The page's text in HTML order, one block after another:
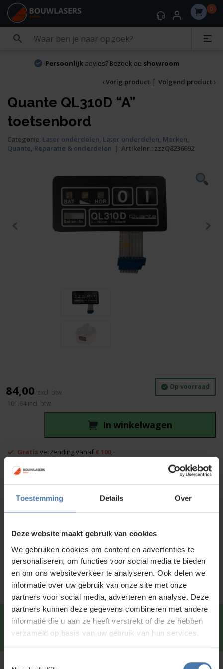
Toestemming Details Over
Deze website maakt gebruik van cookies
We gebruiken cookies om content en advertenties te
personaliseren, om functies voor social media te bieden
en om ons websiteverkeer te analyseren. Ook delen we
informatie over uw gebruik van onze site met onze
partners voor social media, adverteren en analyse. Deze
partners kunnen deze gegevens combineren met andere
informatie die u aan ze heeft verstrekt of die ze hebben
verzameld op basis van uw gebruik van hun services.
0
Persoonlijkadvies? Bezoek de showroom
‹ Vorig product | Volgend product ›
Quante QL310D “A”
toetsenbord
Categorie: Laser onderdelen, Laser onderdelen, Merken,
Quante, Reparatie & onderdelen | Artikelnr.: zzzQ8236692
Op voorraad
QL310D
"A"
toetsenbord
aantal
101,64 incl. btw
In winkelwagen
84,00
Gratis verzending vanaf € 100,-
Afhalen in
Productinformatie
Specificaties
Service en kalibratie
Snel en direct contact?We beantwoorden je vragen
graag viaWhatsapp.